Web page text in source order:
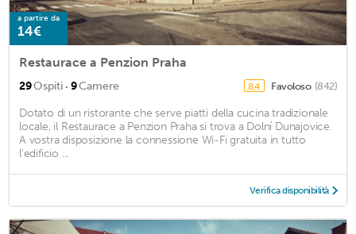
a partire da
14€
Restaurace a Penzion Praha
29Ospiti · 9Camere 8,4 Favoloso (842)
Dotato di un ristorante che serve piatti della cucina tradizionale
locale, il Restaurace a Penzion Praha si trova a Dolní Dunajovice.
A vostra disposizione la connessione Wi-Fi gratuita in tutto
l'edificio ...
Verifica disponibilità